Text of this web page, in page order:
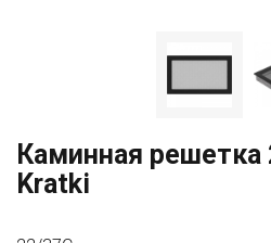
Каминная решетка
Kratki